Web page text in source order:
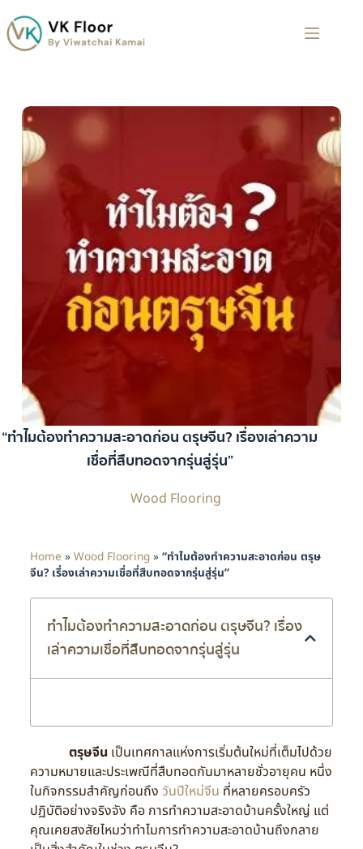
“ทำไมต้องทำความสะอาดก่อน ตรุษจีน? เรื่องเล่าความ
เชื่อที่สืบทอดจากรุ่นสู่รุ่น”
Wood Flooring
Home » Wood Flooring» “ทำไมต้องทำความสะอาดก่อน ตรุษ
จีน? เรื่องเล่าความเชื่อที่สืบทอดจากรุ่นสู่รุ่น”
ทำไมต้องทำความสะอาดก่อน ตรุษจีน? เรื่อง
เล่าความเชื่อที่สืบทอดจากรุ่นสู่รุ่น
ตรุษจีน เป็นเทศกาลแห่งการเริ่มต้นใหม่ที่เต็มไปด้วย
ความหมายและประเพณีที่สืบทอดกันมาหลายชั่วอายุคน หนึ่ง
ในกิจกรรมสำคัญก่อนถึง วันปีใหม่จีน ที่หลายครอบครัว
ปฏิบัติอย่างจริงจัง คือ การทำความสะอาดบ้านครั้งใหญ่ แต่
คุณเคยสงสัยไหมว่าทำไมการทำความสะอาดบ้านถึงกลาย